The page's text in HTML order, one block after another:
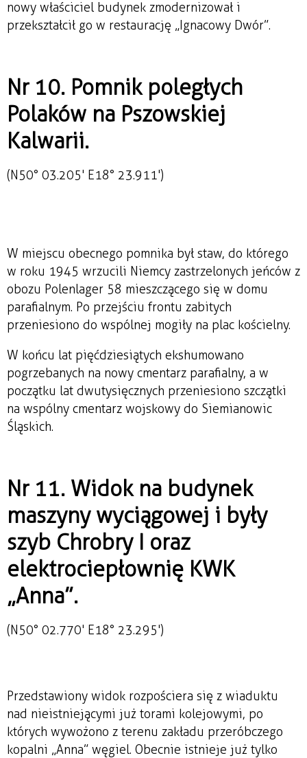
nowy właściciel budynek zmodernizował i
przekształcił go w restaurację „Ignacowy Dwór”.
Nr 10. Pomnik poległych
Polaków na Pszowskiej
Kalwarii.
(N50° 03.205' E18° 23.911')
W miejscu obecnego pomnika był staw, do którego
w roku 1945 wrzucili Niemcy zastrzelonych jeńców z
obozu Polenlager 58 mieszczącego się w domu
parafialnym. Po przejściu frontu zabitych
przeniesiono do wspólnej mogiły na plac kościelny.
W końcu lat pięćdziesiątych ekshumowano
pogrzebanych na nowy cmentarz parafialny, a w
początku lat dwutysięcznych przeniesiono szczątki
na wspólny cmentarz wojskowy do Siemianowic
Śląskich.
Nr 11. Widok na budynek
maszyny wyciągowej i były
szyb Chrobry I oraz
elektrociepłownię KWK
„Anna”.
(N50° 02.770' E18° 23.295')
Przedstawiony widok rozpościera się z wiaduktu
nad nieistniejącymi już torami kolejowymi, po
których wywożono z terenu zakładu przeróbczego
kopalni „Anna” węgiel. Obecnie istnieje już tylko